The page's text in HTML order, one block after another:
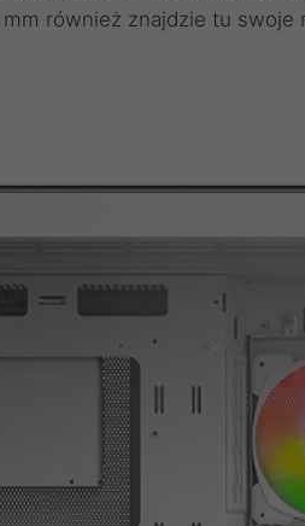
mm również znajdzie tu swoje